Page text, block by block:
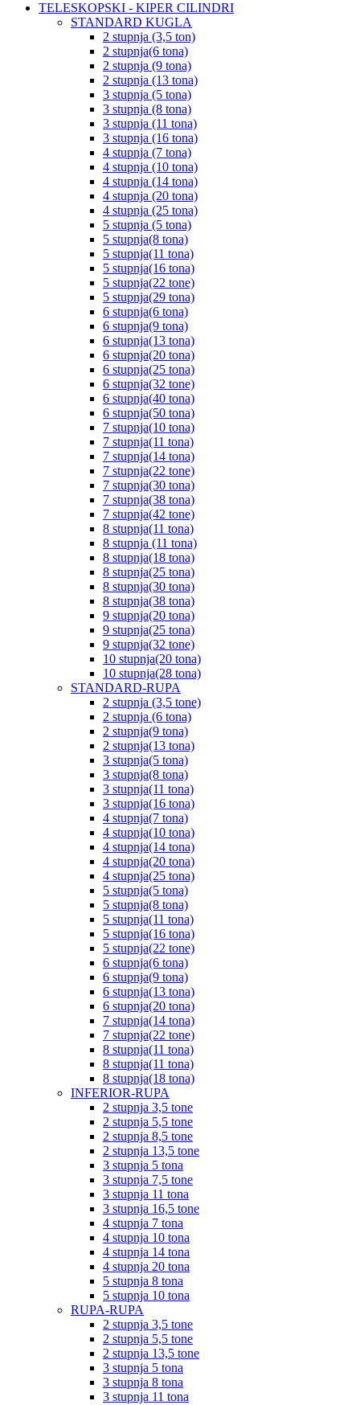
TELESKOPSKI - KIPER CILINDRI
STANDARD KUGLA
2 stupnja (3,5 ton)
2 stupnja(6 tona)
2 stupnja (9 tona)
2 stupnja (13 tona)
3 stupnja (5 tona)
3 stupnja (8 tona)
3 stupnja (11 tona)
3 stupnja (16 tona)
4 stupnja (7 tona)
4 stupnja (10 tona)
4 stupnja (14 tona)
4 stupnja (20 tona)
4 stupnja (25 tona)
5 stupnja (5 tona)
5 stupnja(8 tona)
5 stupnja(11 tona)
5 stupnja(16 tona)
5 stupnja(22 tone)
5 stupnja(29 tona)
6 stupnja(6 tona)
6 stupnja(9 tona)
6 stupnja(13 tona)
6 stupnja(20 tona)
6 stupnja(25 tona)
6 stupnja(32 tone)
6 stupnja(40 tona)
6 stupnja(50 tona)
7 stupnja(10 tona)
7 stupnja(11 tona)
7 stupnja(14 tona)
7 stupnja(22 tone)
7 stupnja(30 tona)
7 stupnja(38 tona)
7 stupnja(42 tone)
8 stupnja(11 tona)
8 stupnja (11 tona)
8 stupnja(18 tona)
8 stupnja(25 tona)
8 stupnja(30 tona)
8 stupnja(38 tona)
9 stupnja(20 tona)
9 stupnja(25 tona)
9 stupnja(32 tone)
10 stupnja(20 tona)
10 stupnja(28 tona)
STANDARD-RUPA
2 stupnja (3,5 tone)
2 stupnja (6 tona)
2 stupnja(9 tona)
2 stupnja(13 tona)
3 stupnja(5 tona)
3 stupnja(8 tona)
3 stupnja(11 tona)
3 stupnja(16 tona)
4 stupnja(7 tona)
4 stupnja(10 tona)
4 stupnja(14 tona)
4 stupnja(20 tona)
4 stupnja(25 tona)
5 stupnja(5 tona)
5 stupnja(8 tona)
5 stupnja(11 tona)
5 stupnja(16 tona)
5 stupnja(22 tone)
6 stupnja(6 tona)
6 stupnja(9 tona)
6 stupnja(13 tona)
6 stupnja(20 tona)
7 stupnja(14 tona)
7 stupnja(22 tone)
8 stupnja(11 tona)
8 stupnja(11 tona)
8 stupnja(18 tona)
INFERIOR-RUPA
2 stupnja 3,5 tone
2 stupnja 5,5 tone
2 stupnja 8,5 tone
2 stupnja 13,5 tone
3 stupnja 5 tona
3 stupnja 7,5 tone
3 stupnja 11 tona
3 stupnja 16,5 tone
4 stupnja 7 tona
4 stupnja 10 tona
4 stupnja 14 tona
4 stupnja 20 tona
5 stupnja 8 tona
5 stupnja 10 tona
RUPA-RUPA
2 stupnja 3,5 tone
2 stupnja 5,5 tone
2 stupnja 13,5 tone
3 stupnja 5 tona
3 stupnja 8 tona
3 stupnja 11 tona